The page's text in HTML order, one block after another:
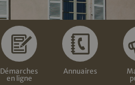
Démarches
en ligne
Annuaires